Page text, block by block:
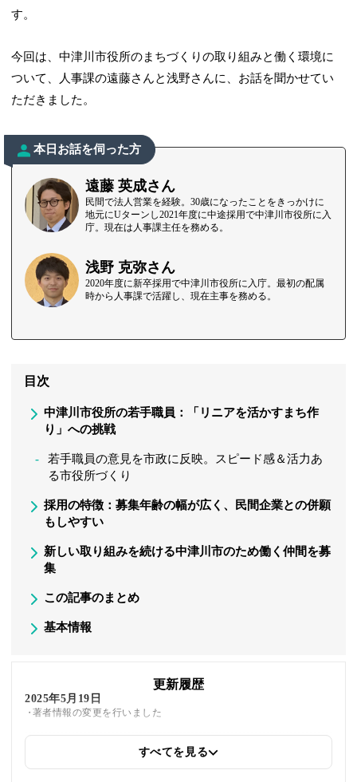
す。
今回は、中津川市役所のまちづくりの取り組みと働く環境に
ついて、人事課の遠藤さんと浅野さんに、お話を聞かせてい
ただきました。
本日お話を伺った方
遠藤 英成さん
民間で法人営業を経験。30歳になったことをきっかけに
地元にUターンし2021年度に中途採用で中津川市役所に入
庁。現在は人事課主任を務める。
浅野 克弥さん
2020年度に新卒採用で中津川市役所に入庁。最初の配属
時から人事課で活躍し、現在主事を務める。
目次
中津川市役所の若手職員：「リニアを活かすまち作
り」への挑戦
若手職員の意見を市政に反映。スピード感＆活力あ
る市役所づくり
採用の特徴：募集年齢の幅が広く、民間企業との併願
もしやすい
新しい取り組みを続ける中津川市のため働く仲間を募
集
この記事のまとめ
基本情報
更新履歴
2025年5月19日
著者情報の変更を行いました
すべてを見る